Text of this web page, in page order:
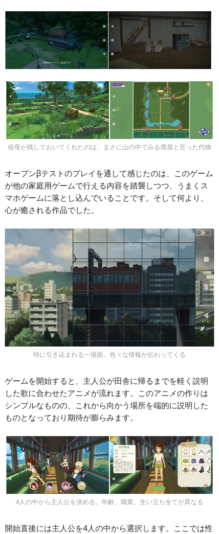
祖母が残しておいてくれたのは、まさに山の中でみる廃屋と言った代物
オープンβテストのプレイを通して感じたのは、このゲーム
が他の家庭用ゲームで行える内容を踏襲しつつ、うまくス
マホゲームに落とし込んでいることです。そして何より、
心が癒される作品でした。
特に引き込まれる一場面。色々な情報が伝わってくる
ゲームを開始すると、主人公が田舎に帰るまでを軽く説明
した歌に合わせたアニメが流れます。このアニメの作りは
シンプルなものの、これから向かう場所を端的に説明した
ものとなっており期待が膨らみます。
4人の中から主人公を決める。年齢、職業、生い立ち全てが異なる
開始直後には主人公を4人の中から選択します。ここでは性